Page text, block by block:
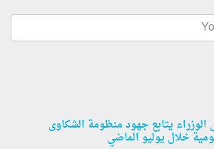
يتابع جهود منظومة الشكاوى
خلال يوليو الماضي